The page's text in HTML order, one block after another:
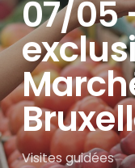
07/05
Visites guidées